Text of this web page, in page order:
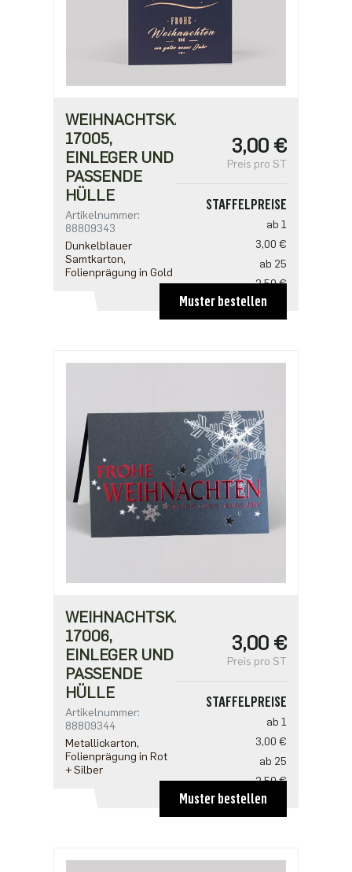
WEIHNACHTSKARTE
17005,
EINLEGER UND
PASSENDE
HÜLLE
Artikelnummer:
88809343
Dunkelblauer
Samtkarton,
Folienprägung in Gold
3,00 €
Preis pro ST
STAFFELPREISE
ab 1
3,00 €
ab 25
2,50 €
ab 100
2,18 €
1,91 €
Muster bestellen
WEIHNACHTSKARTE
17006,
EINLEGER UND
PASSENDE
HÜLLE
Artikelnummer:
88809344
Metallickarton,
Folienprägung in Rot
+ Silber
3,00 €
Preis pro ST
STAFFELPREISE
ab 1
3,00 €
ab 25
2,50 €
ab 100
2,18 €
1,91 €
Muster bestellen